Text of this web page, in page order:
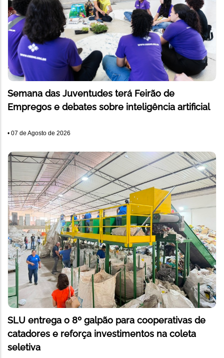
Semana das Juventudes terá Feirão de
Empregos e debates sobre inteligência artificial
• 07 de Agosto de 2026
SLU entrega o 8º galpão para cooperativas de
catadores e reforça investimentos na coleta
seletiva